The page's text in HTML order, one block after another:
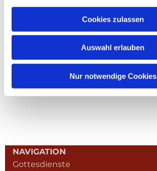
Cookies zulassen
Auswahl erlauben
Nur notwendige Cookies
NAVIGATION
Gottesdienste